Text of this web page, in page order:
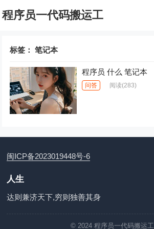
程序员一代码搬运工
标签：笔记本
程序员 什么 笔记本
问答 阅读(283)
闽ICP备2023019448号-6
人生
达则兼济天下,穷则独善其身
© 2024程序员一代码搬运工